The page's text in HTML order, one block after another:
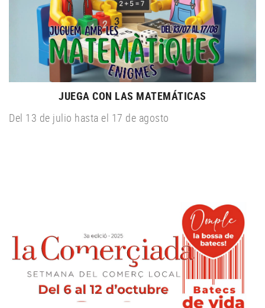
JUEGA CON LAS MATEMÁTICAS
Del 13 de julio hasta el 17 de agosto